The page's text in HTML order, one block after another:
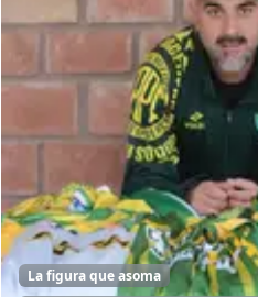
La figura que asoma